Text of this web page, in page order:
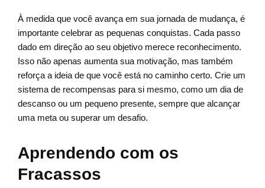
À medida que você avança em sua jornada de mudança, é
importante celebrar as pequenas conquistas. Cada passo
dado em direção ao seu objetivo merece reconhecimento.
Isso não apenas aumenta sua motivação, mas também
reforça a ideia de que você está no caminho certo. Crie um
sistema de recompensas para si mesmo, como um dia de
descanso ou um pequeno presente, sempre que alcançar
uma meta ou superar um desafio.
Aprendendo com os
Fracassos